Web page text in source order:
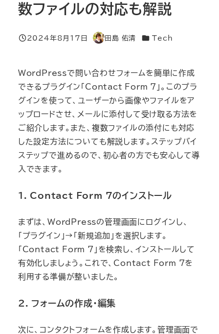
数ファイルの対応も解説
投稿日
2024年8月17日
著
田島 佑清 カテゴリー
Tech
WordPressで問い合わせフォームを簡単に作成
できるプラグイン「Contact Form 7」。このプラ
グインを使って、ユーザーから画像やファイルをア
ップロードさせ、メールに添付して受け取る方法を
ご紹介します。また、複数ファイルの添付にも対応
した設定方法についても解説します。ステップバイ
ステップで進めるので、初心者の方でも安心して導
入できます。
1. Contact Form 7のインストール
まずは、WordPressの管理画面にログインし、
「プラグイン」→「新規追加」を選択します。
「Contact Form 7」を検索し、インストールして
有効化しましょう。これで、Contact Form 7を
利用する準備が整いました。
2. フォームの作成・編集
次に、コンタクトフォームを作成します。管理画面で